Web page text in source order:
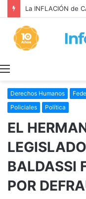
Derechos Humanos
Policiales
Política
EL
BALDASSI
POR